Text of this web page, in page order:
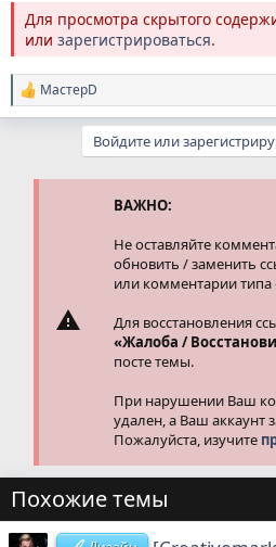
Для просмотра скрытого
или зарегистрироваться.
Р
е
МастерD
Войдите или
ВАЖНО:
Не оставляйте
обновить / заменить
или комментарии типа
Для восстановления
«Жалоба /
посте темы.
При нарушении Ваш
удален, а Ваш аккаунт
Пожалуйста, изучите
Похожие темы